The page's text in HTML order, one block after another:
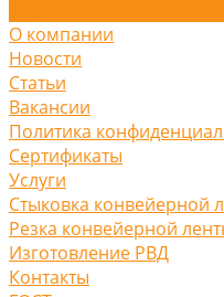
О компании
Новости
Статьи
Вакансии
Политика
Сертификаты
Услуги
Стыковка конвейерной
Резка конвейерной
Изготовление РВД
Контакты